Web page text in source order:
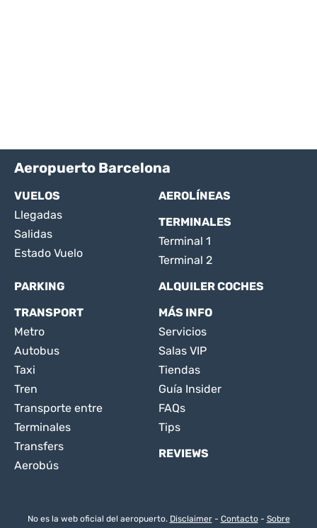
Aeropuerto Barcelona
VUELOS
Llegadas
Salidas
Estado Vuelo
AEROLÍNEAS
TERMINALES
Terminal 1
Terminal 2
PARKING
ALQUILER COCHES
TRANSPORT
Metro
Autobus
Taxi
Tren
Transporte entre
Terminales
Transfers
Aerobús
MÁS INFO
Servicios
Salas VIP
Tiendas
Guía Insider
FAQs
Tips
REVIEWS
No es la web oficial del aeropuerto. Disclaimer- Contacto- Sobre